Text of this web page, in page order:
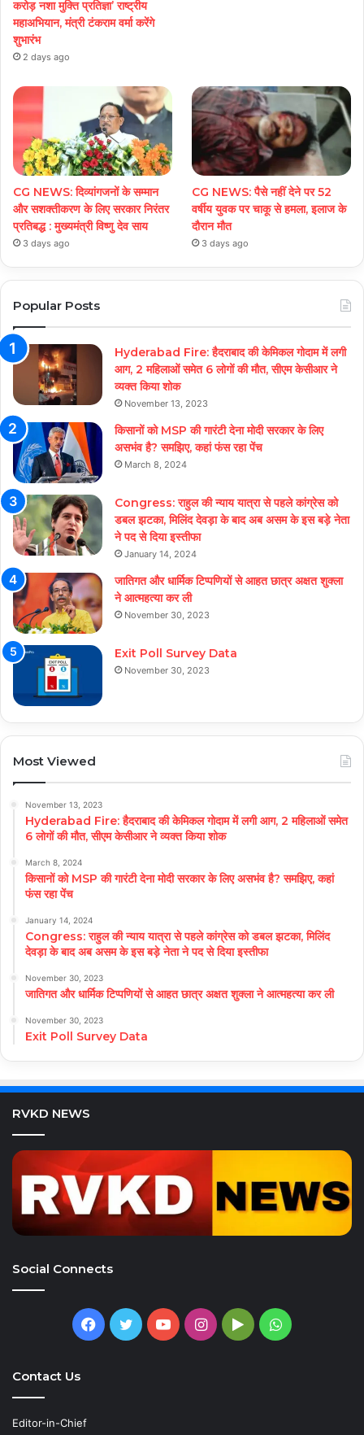
करोड़ नशा मुक्ति प्रतिज्ञा’ राष्ट्रीय
महाअभियान, मंत्री टंकराम वर्मा करेंगे
शुभारंभ
2 days ago
CG NEWS: दिव्यांगजनों के सम्मान
और सशक्तीकरण के लिए सरकार निरंतर
प्रतिबद्ध : मुख्यमंत्री विष्णु देव साय
3 days ago
CG NEWS: पैसे नहीं देने पर 52
वर्षीय युवक पर चाकू से हमला, इलाज के
दौरान मौत
3 days ago
Popular Posts
Hyderabad Fire: हैदराबाद की केमिकल गोदाम में लगी
आग, 2 महिलाओं समेत 6 लोगों की मौत, सीएम केसीआर ने
व्यक्त किया शोक
November 13, 2023
किसानों को MSP की गारंटी देना मोदी सरकार के लिए
असभंव है? समझिए, कहां फंस रहा पेंच
March 8, 2024
Congress: राहुल की न्याय यात्रा से पहले कांग्रेस को
डबल झटका, मिलिंद देवड़ा के बाद अब असम के इस बड़े नेता
ने पद से दिया इस्तीफा
January 14, 2024
जातिगत और धार्मिक टिप्पणियों से आहत छात्र अक्षत शुक्ला
ने आत्महत्या कर ली
November 30, 2023
Exit Poll Survey Data
November 30, 2023
Most Viewed
November 13, 2023
Hyderabad Fire: हैदराबाद की केमिकल गोदाम में लगी आग, 2 महिलाओं समेत
6 लोगों की मौत, सीएम केसीआर ने व्यक्त किया शोक
March 8, 2024
किसानों को MSP की गारंटी देना मोदी सरकार के लिए असभंव है? समझिए, कहां
फंस रहा पेंच
January 14, 2024
Congress: राहुल की न्याय यात्रा से पहले कांग्रेस को डबल झटका, मिलिंद
देवड़ा के बाद अब असम के इस बड़े नेता ने पद से दिया इस्तीफा
November 30, 2023
जातिगत और धार्मिक टिप्पणियों से आहत छात्र अक्षत शुक्ला ने आत्महत्या कर ली
November 30, 2023
Exit Poll Survey Data
RVKD NEWS
Social Connects
Facebook
TwitterYouTubeInstagram
GoogleWhatsApp
Contact Us
Editor-in-Chief